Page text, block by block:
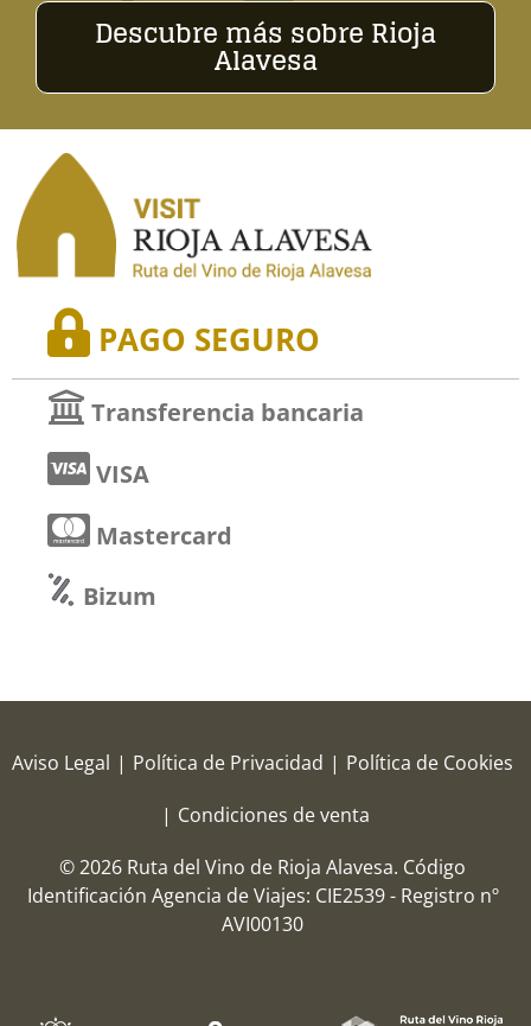
Descubre más sobre Rioja
Alavesa
PAGO SEGURO
Transferencia bancaria
VISA
Mastercard
Bizum
Aviso Legal | Política de Privacidad | Política de Cookies
| Condiciones de venta
© 2026 Ruta del Vino de Rioja Alavesa. Código
Identificación Agencia de Viajes: CIE2539 - Registro nº
AVI00130